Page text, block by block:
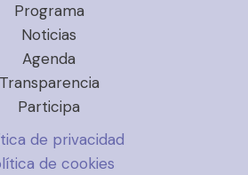
Programa
Noticias
Agenda
Transparencia
Participa
de privacidad
de cookies